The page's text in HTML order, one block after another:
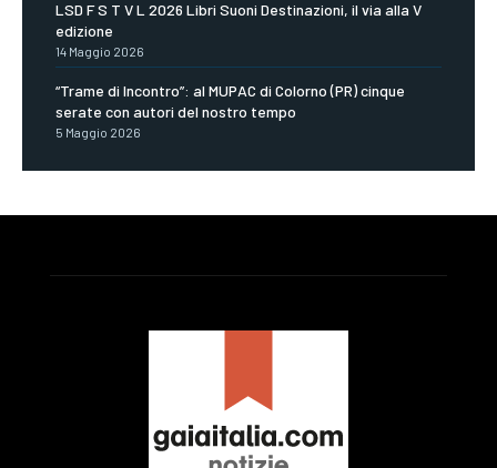
LSD F S T V L 2026 Libri Suoni Destinazioni, il via alla V
edizione
14 Maggio 2026
“Trame di Incontro”: al MUPAC di Colorno (PR) cinque
serate con autori del nostro tempo
5 Maggio 2026